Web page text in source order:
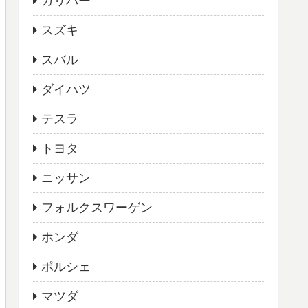
スズキ
スバル
ダイハツ
テスラ
トヨタ
ニッサン
フォルクスワーゲン
ホンダ
ポルシェ
マツダ